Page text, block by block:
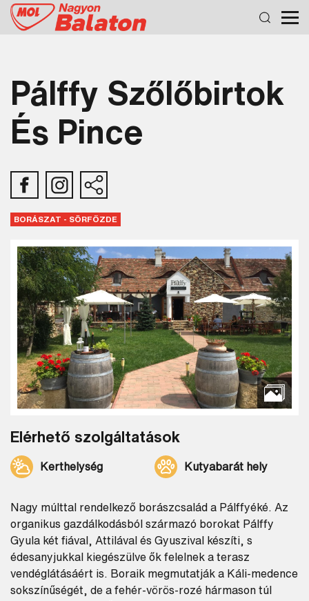
Pálffy Szőlőbirtok
És Pince
BORÁSZAT - SÖRFŐZDE
Elérhető szolgáltatások
Kerthelység Kutyabarát hely
Nagy múlttal rendelkező borászcsalád a Pálffyéké. Az
organikus gazdálkodásból származó borokat Pálffy
Gyula két fiával, Attilával és Gyuszival készíti, s
édesanyjukkal kiegészülve ők felelnek a terasz
vendéglátásáért is. Boraik megmutatják a Káli-medence
sokszínűségét, de a fehér-vörös-rozé hármason túl